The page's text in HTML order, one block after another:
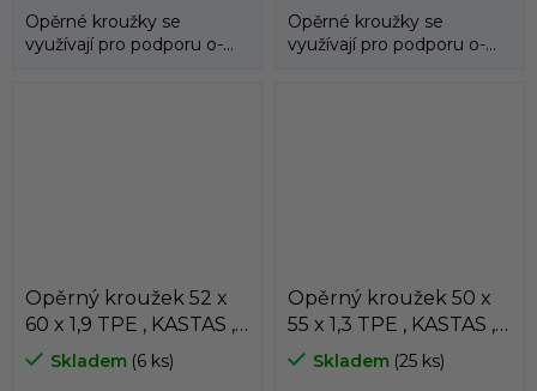
Opěrné kroužky se
využívají pro podporu o-
Opěrné kroužky se
využívají pro podporu o-
Opěrný kroužek 52 x
60 x 1,9 TPE , KASTAS ,
K81-052
Skladem (6 ks)
Opěrný kroužek 50 x
55 x 1,3 TPE , KASTAS ,
K81-050
Skladem (25 ks)